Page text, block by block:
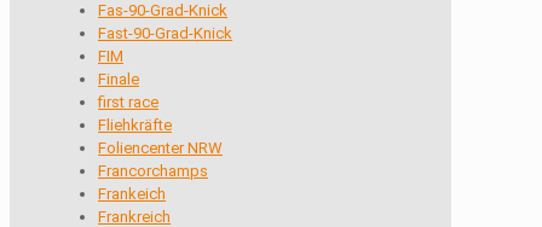
Fas-90-Grad-Knick
Fast-90-Grad-Knick
FIM
Finale
first race
Fliehkräfte
Foliencenter NRW
Francorchamps
Frankeich
Frankreich